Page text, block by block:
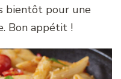
bientôt pour une
Bon appétit !